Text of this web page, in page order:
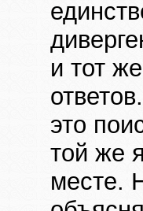
и тот
это
той же
месте.